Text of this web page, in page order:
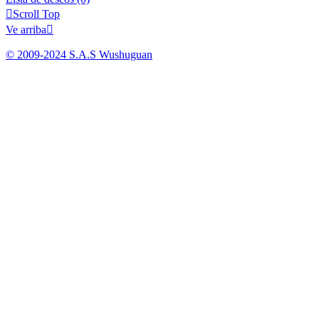
Scroll Top
Ve arriba
© 2009-2024 S.A.S Wushuguan